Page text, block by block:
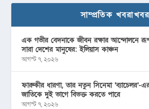
সাম্প্রতিক খবরাখবর
এক গভীর বেদনাকে জীবন রক্ষার আন্দোলনে
সারা দেশের মানুষের: ইলিয়াস কাঞ্চন
আগস্ট ৭, ২০২৬
ফারুকীর ধারণা, তার নতুন সিনেমা ‘ব্যাচেলর’-
জাতিকে দুই ভাগে বিভক্ত করতে পারে
আগস্ট ৭, ২০২৬